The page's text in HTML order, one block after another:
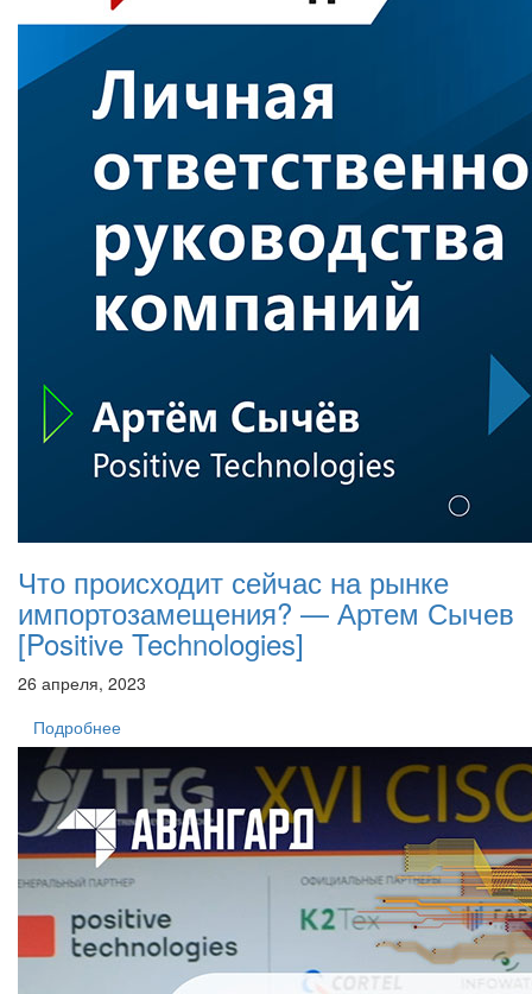
Что происходит сейчас на рынке
импортозамещения? — Артем Сычев
[Positive Technologies]
26 апреля, 2023
Подробнее